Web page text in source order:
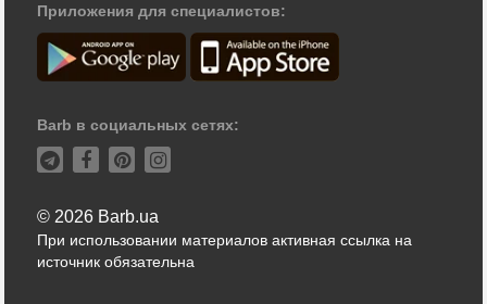
Приложения для специалистов:
Barb в социальных сетях:
© 2026 Barb.ua
При использовании материалов активная ссылка на
источник обязательна